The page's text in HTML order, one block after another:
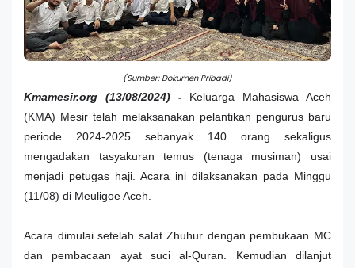
(Sumber: Dokumen Pribadi)
Kmamesir.org (13/08/2024) - Keluarga Mahasiswa Aceh
(KMA) Mesir telah melaksanakan pelantikan pengurus baru
periode 2024-2025 sebanyak 140 orang sekaligus
mengadakan tasyakuran temus (tenaga musiman) usai
menjadi petugas haji. Acara ini dilaksanakan pada Minggu
(11/08) di Meuligoe Aceh.
Acara dimulai setelah salat Zhuhur dengan pembukaan MC
dan pembacaan ayat suci al-Quran. Kemudian dilanjut